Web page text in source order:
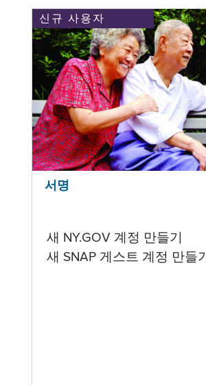
신규 사용자
서명
새 NY.GOV 계정 만들기
새 SNAP 게스트 계정 만들기